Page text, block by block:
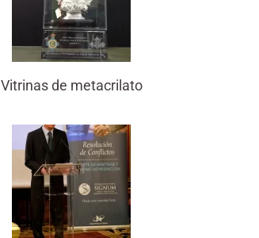
Vitrinas de metacrilato